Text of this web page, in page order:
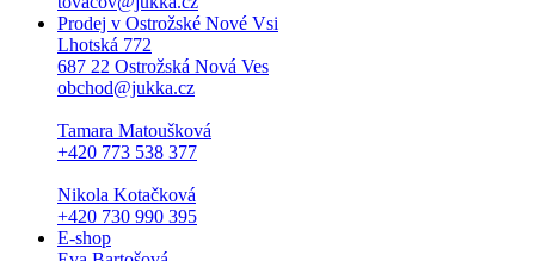
Prodej v Ostrožské Nové Vsi
Lhotská 772
687 22 Ostrožská Nová Ves
obchod@jukka.cz
Tamara Matoušková
+420 773 538 377
Nikola Kotačková
+420 730 990 395
E-shop